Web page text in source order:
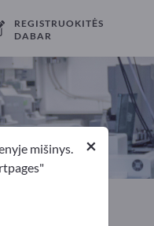
REGISTRUOKITĖS
DABAR
Eksportuotojai
×
mišinys.